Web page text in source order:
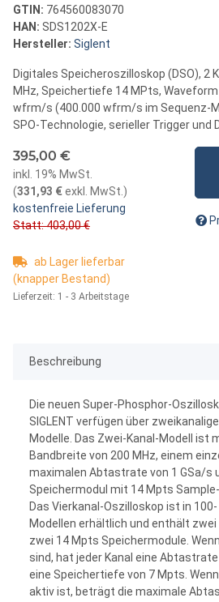
GTIN: 764560083070
HAN: SDS1202X-E
Hersteller: Siglent
Digitales Speicheroszilloskop (DSO), 2
MHz, Speichertiefe 14 MPts,
wfrm/s (400.000 wfrm/s im Sequenz-
SPO-Technologie, serieller Trigger und
395,00 €
inkl. 19% MwSt.
(331,93 €exkl. MwSt. )
kostenfreie Lieferung
Statt: 403,00 €
ab Lager lieferbar
(knapper Bestand)
Lieferzeit: 1 - 3 Arbeitstage
Beschreibung
Die neuen Super-Phosphor-
SIGLENT verfügen über
Modelle. Das Zwei-Kanal-Modell ist
Bandbreite von 200 MHz, einem
maximalen Abtastrate von 1 GSa/s
Speichermodul mit 14 Mpts
Das Vierkanal-Oszilloskop ist in
Modellen erhältlich und enthält zwei
zwei 14 Mpts Speichermodule.
sind, hat jeder Kanal eine
eine Speichertiefe von 7 Mpts.
aktiv ist, beträgt die maximale